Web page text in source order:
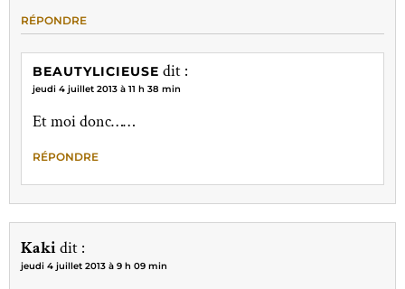
RÉPONDRE
BEAUTYLICIEUSE dit :
jeudi 4 juillet 2013 à 11 h 38 min
Et moi donc……
RÉPONDRE
Kakidit :
jeudi 4 juillet 2013 à 9 h 09 min